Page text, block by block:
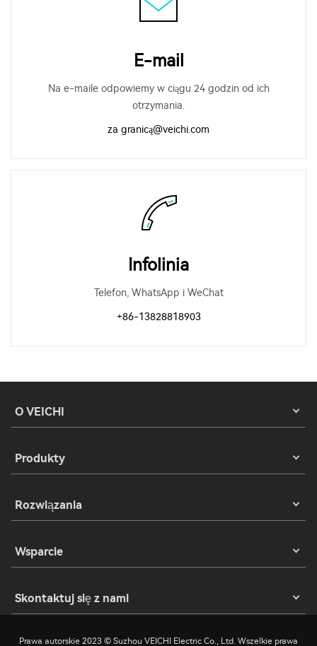
E-mail
Na e-maile odpowiemy w ciągu 24 godzin od ich
otrzymania.
za granicą@veichi.com
Infolinia
Telefon, WhatsApp i WeChat
+86-13828818903
O VEICHI
Produkty
Rozwiązania
Wsparcie
Skontaktuj się z nami
Prawa autorskie 2023 © Suzhou VEICHI Electric Co., Ltd. Wszelkie prawa